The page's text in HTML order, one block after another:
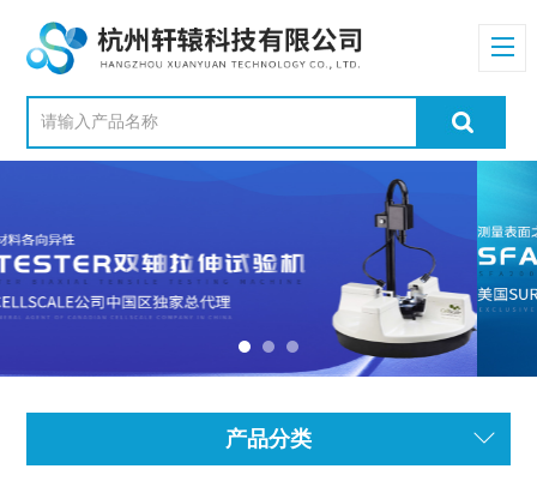
产品分类